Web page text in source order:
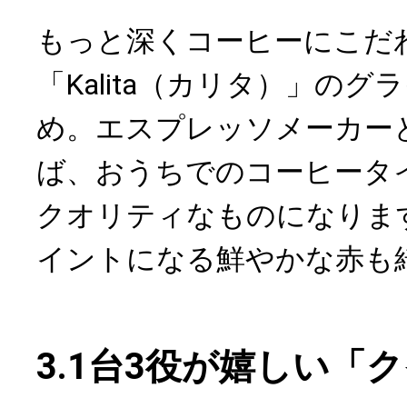
もっと深くコーヒーにこ
「Kalita（カリタ）」のグ
め。エスプレッソメーカー
ば、おうちでのコーヒー
クオリティなものになり
イントになる鮮やかな赤も
3.1台3役が嬉しい「